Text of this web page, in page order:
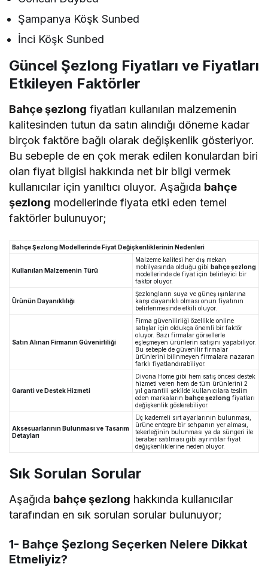
Şampanya Köşk Sunbed
İnci Köşk Sunbed
Güncel Şezlong Fiyatları ve Fiyatları
Etkileyen Faktörler
Bahçe şezlong fiyatları kullanılan malzemenin
kalitesinden tutun da satın alındığı döneme kadar
birçok faktöre bağlı olarak değişkenlik gösteriyor.
Bu sebeple de en çok merak edilen konulardan biri
olan fiyat bilgisi hakkında net bir bilgi vermek
kullanıcılar için yanıltıcı oluyor. Aşağıda bahçe
şezlong modellerinde fiyata etki eden temel
faktörler bulunuyor;
Bahçe Şezlong Modellerinde Fiyat Değişkenliklerinin Nedenleri
Kullanılan Malzemenin Türü
Malzeme kalitesi her dış mekan
mobilyasında olduğu gibi bahçe şezlong
modellerinde de fiyat için belirleyici bir
faktör oluyor.
Ürünün Dayanıklılığı
Şezlongların suya ve güneş ışınlarına
karşı dayanıklı olması onun fiyatının
belirlenmesinde etkili oluyor.
Satın Alınan Firmanın Güvenirliliği
Firma güvenilirliği özellikle online
satışlar için oldukça önemli bir faktör
oluyor. Bazı firmalar görsellerle
eşleşmeyen ürünlerin satışını yapabiliyor.
Bu sebeple de güvenilir firmalar
ürünlerini bilinmeyen firmalara nazaran
farklı fiyatlandırabiliyor.
Garanti ve Destek Hizmeti
Divona Home gibi hem satış öncesi destek
hizmeti veren hem de tüm ürünlerini 2
yıl garantili şekilde kullanıcılara teslim
eden markaların bahçe şezlong fiyatları
değişkenlik gösterebiliyor.
Aksesuarlarının Bulunması ve Tasarım
Detayları
Üç kademeli sırt ayarlarının bulunması,
ürüne entegre bir sehpanın yer alması,
tekerleğinin bulunması ya da süngeri ile
beraber satılması gibi ayrıntılar fiyat
değişkenliklerine neden oluyor.
Sık Sorulan Sorular
Aşağıda bahçe şezlong hakkında kullanıcılar
tarafından en sık sorulan sorular bulunuyor;
1- Bahçe Şezlong Seçerken Nelere Dikkat
Etmeliyiz?